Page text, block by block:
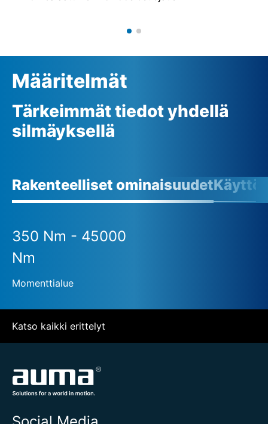
Määritelmät
Tärkeimmät tiedot yhdellä
silmäyksellä
Rakenteelliset ominaisuudet
350 Nm - 45000
Nm
Momenttialue
Katso kaikki erittelyt